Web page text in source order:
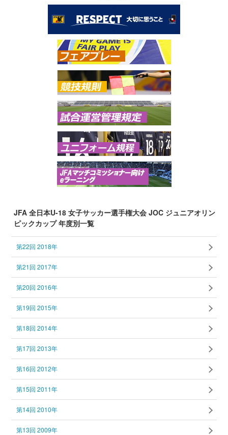
JFA 全日本U-18 女子サッカー選手権大会 JOC ジュニアオリン
ピックカップ 年度別一覧
第22回 2018年
第21回 2017年
第20回 2016年
第19回 2015年
第18回 2014年
第17回 2013年
第16回 2012年
第15回 2011年
第14回 2010年
第13回 2009年